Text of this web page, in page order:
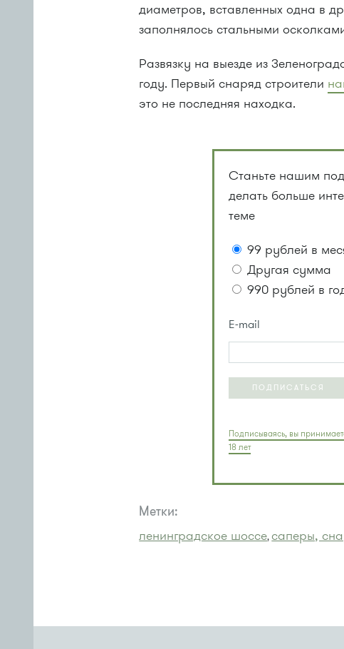
диаметров, вставленных одна в
заполнялось стальными
Развязку на выезде из
году. Первый снаряд строители
это не последняя находка.
Станьте нашим
делать больше
теме
99 рублей в
Другая сумма
990 рублей в
E-mail
ПОДПИСАТЬСЯ
Подписываясь, вы
18 лет
Метки:
ленинградское шоссе, саперы,